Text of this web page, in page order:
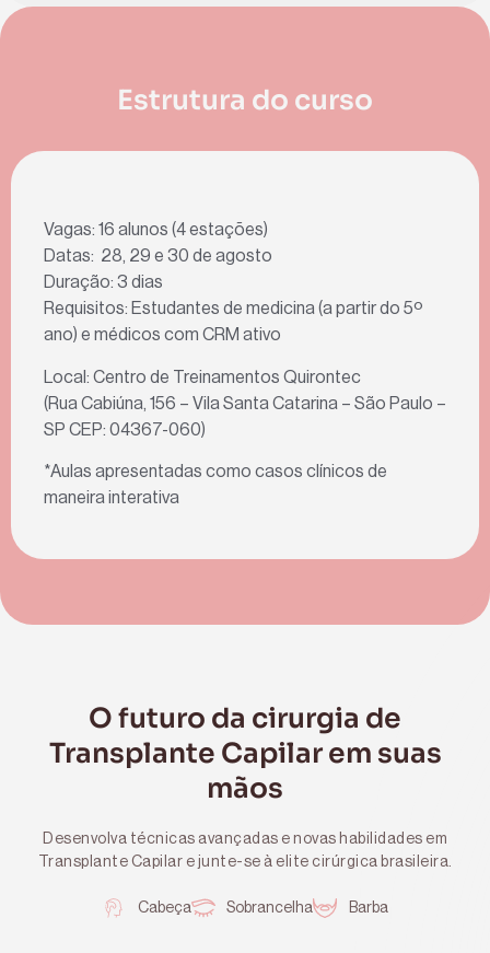
Estrutura do curso
Vagas: 16 alunos (4 estações)
Datas: 28, 29 e 30 de agosto
Duração: 3 dias
Requisitos: Estudantes de medicina (a partir do 5º
ano) e médicos com CRM ativo
Local: Centro de Treinamentos Quirontec
(Rua Cabiúna, 156 – Vila Santa Catarina – São Paulo –
SP CEP: 04367-060)
*Aulas apresentadas como casos clínicos de
maneira interativa
O futuro da cirurgia de
Transplante Capilar em suas
mãos
Desenvolva técnicas avançadas e novas habilidades em
Transplante Capilar e junte-se à elite cirúrgica brasileira.
Cabeça Sobrancelha Barba